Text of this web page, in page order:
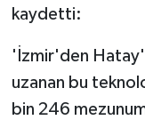
kaydetti:
'İzmir'den
uzanan bu
bin 246